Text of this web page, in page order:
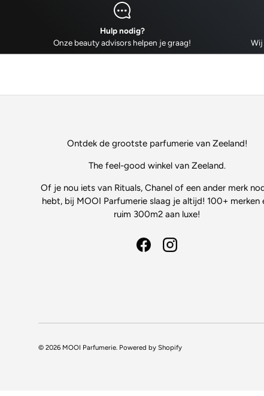
Hulp nodig?
Onze beauty advisors helpen je graag!
Wij
Ontdek de grootste parfumerie van Zeeland!
The feel-good winkel van Zeeland.
Of je nou iets van Rituals, Chanel of een ander merk
hebt, bij MOOI Parfumerie slaag je altijd! 100+ merken
ruim 300m2 aan luxe!
FacebookInstagram
© 2026 MOOI Parfumerie. Powered by Shopify